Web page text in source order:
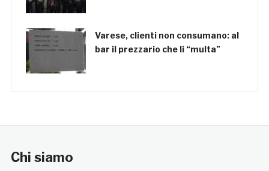
Varese, clienti non consumano: al
bar il prezzario che li “multa”
Chi siamo